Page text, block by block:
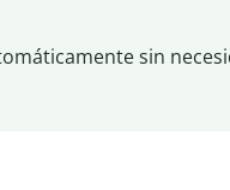
sin